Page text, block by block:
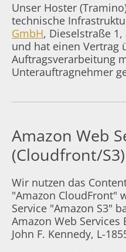
Unser Hoster
technische
GmbH, Dieselstraße
und hat einen Vertrag
Auftragsverarbeitung
Unterauftragnehmer
Amazon Web
(Cloudfront/S3)
Wir nutzen das
"Amazon CloudFront"
Service "Amazon S3"
Amazon Web Services
John F. Kennedy, L-